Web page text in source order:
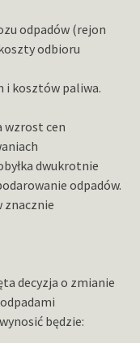
odpadów (rejon
odbioru
i kosztów paliwa.
wzrost cen
dwukrotnie
odpadów.
znacznie
decyzja o zmianie
wynosić będzie: